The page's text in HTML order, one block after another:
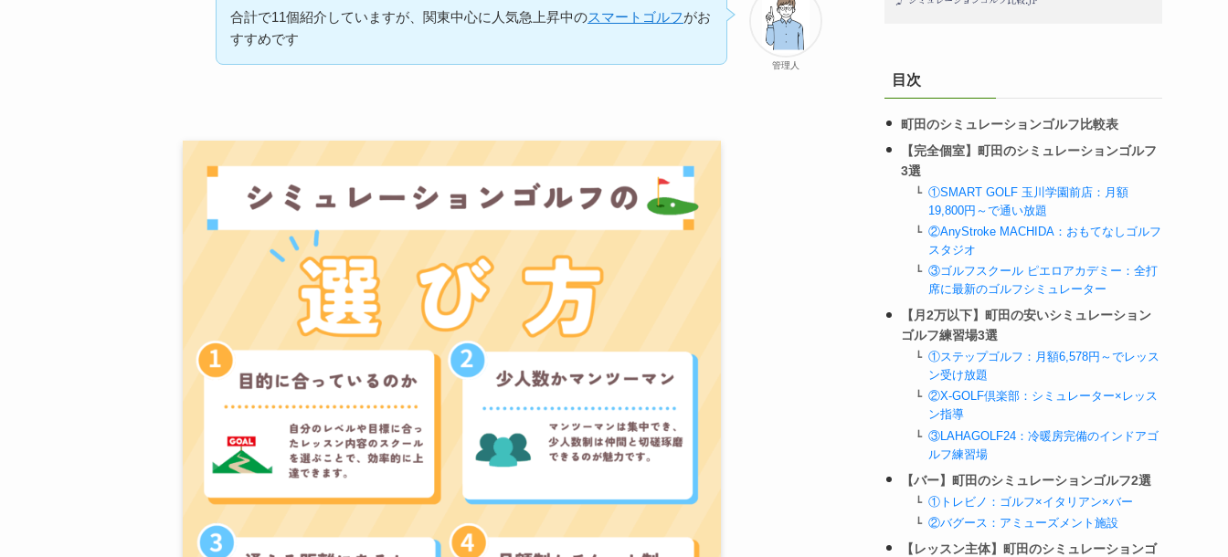
管理人
合計で11個紹介していますが、関東中心に人気急上昇中のスマートゴルフがお
すすめです
目次
町田のシミュレーションゴルフ比較表
【完全個室】町田のシミュレーションゴルフ
3選
①SMART GOLF 玉川学園前店：月額
19,800円～で通い放題
②AnyStroke MACHIDA：おもてなしゴルフ
スタジオ
③ゴルフスクール ピエロアカデミー：全打
席に最新のゴルフシミュレーター
【月2万以下】町田の安いシミュレーション
ゴルフ練習場3選
①ステップゴルフ：月額6,578円～でレッス
ン受け放題
②X-GOLF倶楽部：シミュレーター×レッス
ン指導
③LAHAGOLF24：冷暖房完備のインドアゴ
ルフ練習場
【バー】町田のシミュレーションゴルフ2選
①トレビノ：ゴルフ×イタリアン×バー
②バグース：アミューズメント施設
【レッスン主体】町田のシミュレーションゴ